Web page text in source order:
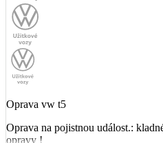
Oprava vw t5
Oprava na pojistnou událost.:
opravy !